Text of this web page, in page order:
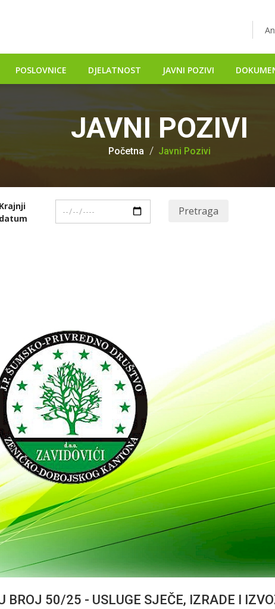
POSLOVNICE DJELATNOST JAVNI POZIVI
JAVNI POZIVI
Početna Javni Pozivi
Krajnji
datum
Pretraga
BROJ 50/25 - USLUGE SJEČE, IZRADE I